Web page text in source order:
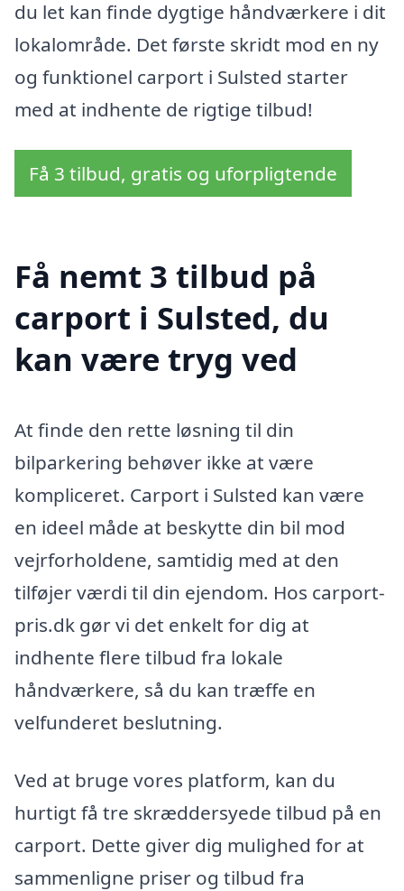
du let kan finde dygtige håndværkere i dit
lokalområde. Det første skridt mod en ny
og funktionel carport i Sulsted starter
med at indhente de rigtige tilbud!
Få 3 tilbud, gratis og uforpligtende
Få nemt 3 tilbud på
carport i Sulsted, du
kan være tryg ved
At finde den rette løsning til din
bilparkering behøver ikke at være
kompliceret. Carport i Sulsted kan være
en ideel måde at beskytte din bil mod
vejrforholdene, samtidig med at den
tilføjer værdi til din ejendom. Hos carport-
pris.dk gør vi det enkelt for dig at
indhente flere tilbud fra lokale
håndværkere, så du kan træffe en
velfunderet beslutning.
Ved at bruge vores platform, kan du
hurtigt få tre skræddersyede tilbud på en
carport. Dette giver dig mulighed for at
sammenligne priser og tilbud fra